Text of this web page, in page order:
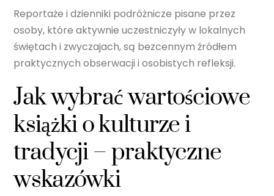
Reportaże i dzienniki podróżnicze pisane przez
osoby, które aktywnie uczestniczyły w lokalnych
świętach i zwyczajach, są bezcennym źródłem
praktycznych obserwacji i osobistych refleksji.
Jak wybrać wartościowe
książki o kulturze i
tradycji – praktyczne
wskazówki